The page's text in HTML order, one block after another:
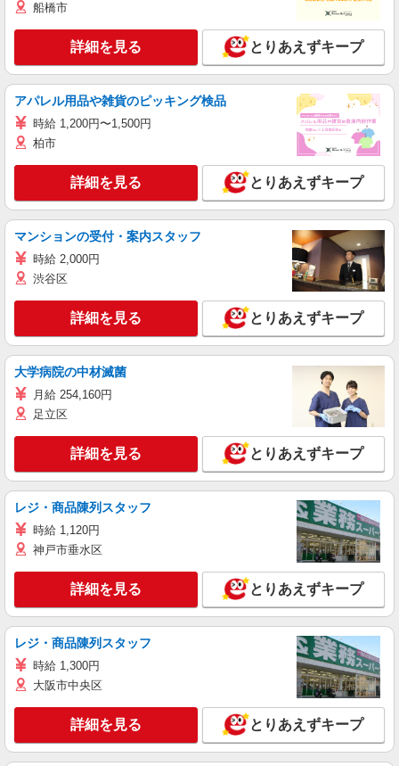
船橋市
詳細を見る とりあえずキープ
アパレル用品や雑貨のピッキング検品
時給 1,200円〜1,500円
柏市
詳細を見る とりあえずキープ
マンションの受付・案内スタッフ
時給 2,000円
渋谷区
詳細を見る とりあえずキープ
大学病院の中材滅菌
月給 254,160円
足立区
詳細を見る とりあえずキープ
レジ・商品陳列スタッフ
時給 1,120円
神戸市垂水区
詳細を見る とりあえずキープ
レジ・商品陳列スタッフ
時給 1,300円
大阪市中央区
詳細を見る とりあえずキープ